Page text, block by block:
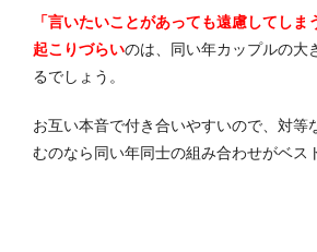
「言いたいことがあっても遠慮してしま
起こりづらいのは、同い年カップルの大
るでし ょう。
お互い本音で付き合いやすいので、対等
むのなら同い年同士の組み合わせがベス